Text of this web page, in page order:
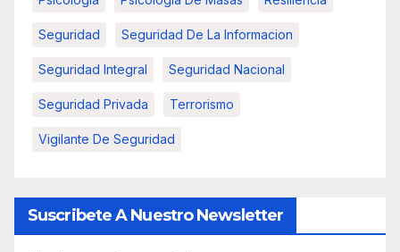
Seguridad Seguridad De La Informacion
Seguridad Integral Seguridad Nacional
Seguridad Privada Terrorismo
Vigilante De Seguridad
Suscribete A Nuestro Newsletter